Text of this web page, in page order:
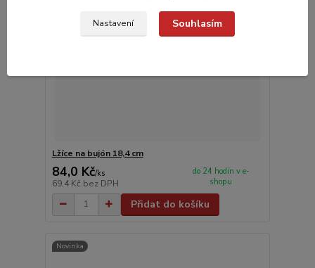
Lžíce na bujón 18,4 cm
84,0 Kč/ks
69,4 Kč bez DPH
do 24 hodin v e-
shopu
Přidat do košíku
Novinka
Nastavení Souhlasím